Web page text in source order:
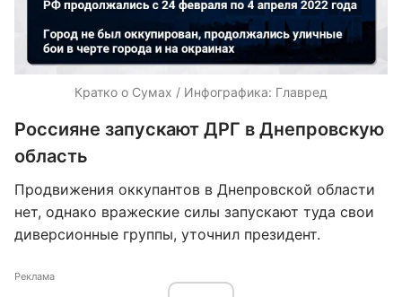
Кратко о Сумах / Инфографика: Главред
Россияне запускают ДРГ в Днепровскую
область
Продвижения оккупантов в Днепровской области
нет, однако вражеские силы запускают туда свои
диверсионные группы, уточнил президент.
Реклама